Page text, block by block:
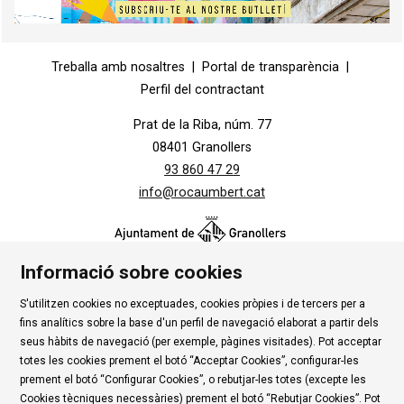
Treballa amb nosaltres
Portal de transparència
Perfil del contractant
Prat de la Riba, núm. 77
08401 Granollers
93 860 47 29
info@rocaumbert.cat
Contacte | Instància Genèrica | Alta Tercers
|
Ús de Cookies
| Política de privadesa | Avís Legal
|
Condicions d'ús Roca Umbert
Informació sobre cookies
S'utilitzen cookies no exceptuades, cookies pròpies i de tercers per a
fins analítics sobre la base d'un perfil de navegació elaborat a partir dels
seus hàbits de navegació (per exemple, pàgines visitades). Pot acceptar
totes les cookies prement el botó “Acceptar Cookies”, configurar-les
prement el botó “Configurar Cookies”, o rebutjar-les totes (excepte les
Cookies tècniques necessàries) prement el botó “Rebutjar Cookies”. Pot